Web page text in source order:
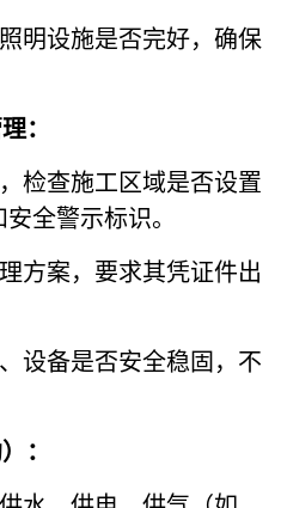
明设施是否完好，确保
：
检查施工区域是否设置
全警示标识。
方案，要求其凭证件出
设备是否安全稳固，不
：